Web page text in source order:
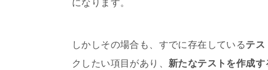
になります。
しかしその場合も、すでに存在しているテス
クしたい項目があり、 新たなテストを作成す